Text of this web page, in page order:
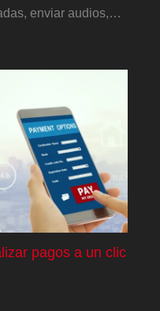
enviar audios,…
pagos a un clic